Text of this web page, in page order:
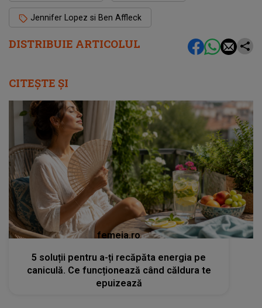
DISTRIBUIE ARTICOLUL
Jennifer Lopez si Ben Affleck
CITEȘTE ȘI
femeia.ro
5 soluții pentru a-ți recăpăta energia pe
caniculă. Ce funcționează când căldura te
epuizează